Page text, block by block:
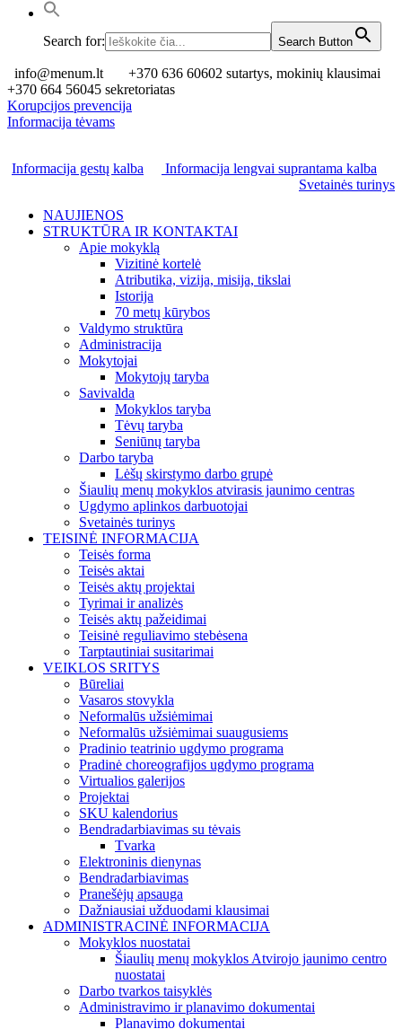
Search for: Search Button
info@menum.lt
+370 636 60602 sutartys, mokinių klausimai
+370 664 56045 sekretoriatas
Korupcijos prevencija
Informacija tėvams
Informacija gestų kalba
Informacija lengvai suprantama kalba
Svetainės turinys
NAUJIENOS
STRUKTŪRA IR KONTAKTAI
Apie mokyklą
Vizitinė kortelė
Atributika, vizija, misija, tikslai
Istorija
70 metų kūrybos
Valdymo struktūra
Administracija
Mokytojai
Mokytojų taryba
Savivalda
Mokyklos taryba
Tėvų taryba
Seniūnų taryba
Darbo taryba
Lėšų skirstymo darbo grupė
Šiaulių menų mokyklos atvirasis jaunimo centras
Ugdymo aplinkos darbuotojai
Svetainės turinys
TEISINĖ INFORMACIJA
Teisės forma
Teisės aktai
Teisės aktų projektai
Tyrimai ir analizės
Teisės aktų pažeidimai
Teisinė reguliavimo stebėsena
Tarptautiniai susitarimai
VEIKLOS SRITYS
Būreliai
Vasaros stovykla
Neformalūs užsiėmimai
Neformalūs užsiėmimai suaugusiems
Pradinio teatrinio ugdymo programa
Pradinė choreografijos ugdymo programa
Virtualios galerijos
Projektai
SKU kalendorius
Bendradarbiavimas su tėvais
Tvarka
Elektroninis dienynas
Bendradarbiavimas
Pranešėjų apsauga
Dažniausiai užduodami klausimai
ADMINISTRACINĖ INFORMACIJA
Mokyklos nuostatai
Šiaulių menų mokyklos Atvirojo jaunimo centro
nuostatai
Darbo tvarkos taisyklės
Administravimo ir planavimo dokumentai
Planavimo dokumentai